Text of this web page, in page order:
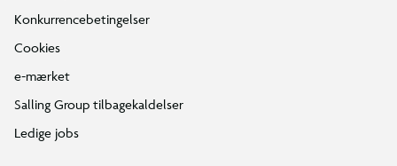
Konkurrencebetingelser
Cookies
e-mærket
Salling Group tilbagekaldelser
Ledige jobs